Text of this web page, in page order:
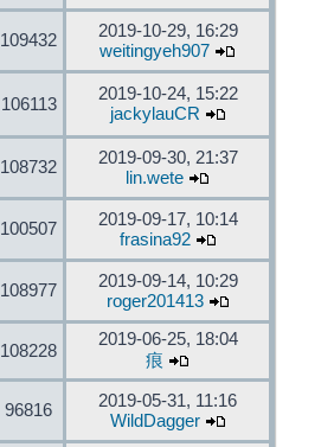
109432
2019-10-29, 16:29
weitingyeh907
106113
2019-10-24, 15:22
jackylauCR
108732
2019-09-30, 21:37
lin.wete
100507
2019-09-17, 10:14
frasina92
108977
2019-09-14, 10:29
roger201413
108228
2019-06-25, 18:04
痕
96816
2019-05-31, 11:16
WildDagger